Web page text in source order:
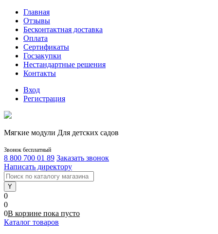
Главная
Отзывы
Бесконтактная доставка
Оплата
Сертификаты
Госзакупки
Нестандартные решения
Контакты
Вход
Регистрация
Мягкие модули Для детских садов
Звонок бесплатный
8 800 700 01 89 Заказать звонок
Написать директору
0
0
0В корзине пока пусто
Каталог товаров